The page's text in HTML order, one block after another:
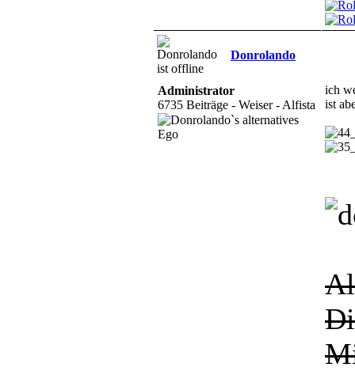
Donrolando
Administrator
6735 Beiträge - Weiser - Alfista
ich
ist